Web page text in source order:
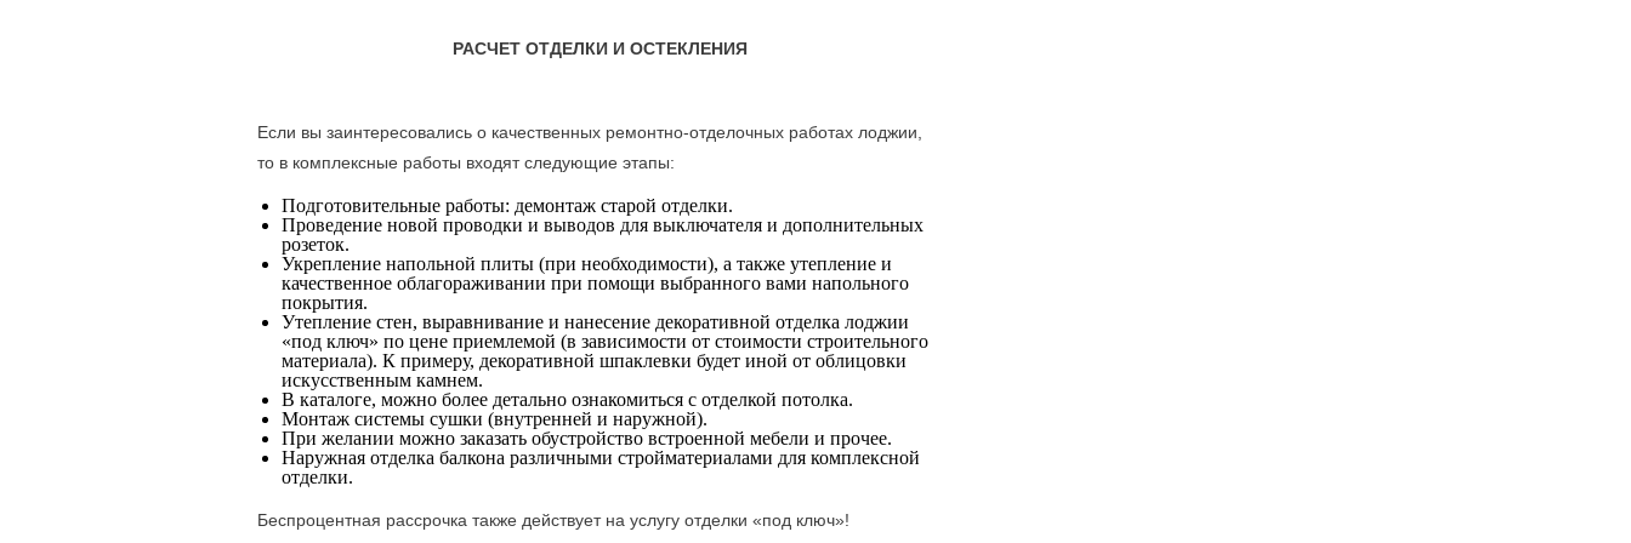
РАСЧЕТ ОТДЕЛКИ И ОСТЕКЛЕНИЯ
Если вы заинтересовались о качественных ремонтно-отделочных работах лоджии,
то в комплексные работы входят следующие этапы:
Подготовительные работы: демонтаж старой отделки.
Проведение новой проводки и выводов для выключателя и дополнительных
розеток.
Укрепление напольной плиты (при необходимости), а также утепление и
качественное облагораживании при помощи выбранного вами напольного
покрытия.
Утепление стен, выравнивание и нанесение декоративной отделка лоджии
«под ключ» по цене приемлемой (в зависимости от стоимости строительного
материала). К примеру, декоративной шпаклевки будет иной от облицовки
искусственным камнем.
В каталоге, можно более детально ознакомиться с отделкой потолка.
Монтаж системы сушки (внутренней и наружной).
При желании можно заказать обустройство встроенной мебели и прочее.
Наружная отделка балкона различными стройматериалами для комплексной
отделки.
Беспроцентная рассрочка также действует на услугу отделки «под ключ»!